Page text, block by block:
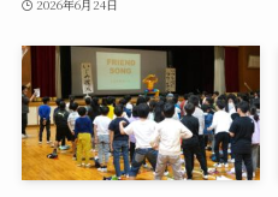
2026年6月24日